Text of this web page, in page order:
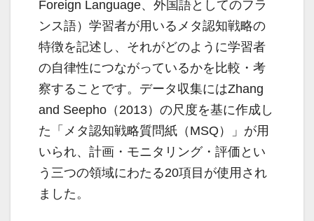
Foreign Language、外国語としてのフラ
ンス語）学習者が用いるメタ認知戦略の
特徴を記述し、それがどのように学習者
の自律性につながっているかを比較・考
察することです。データ収集にはZhang
and Seepho（2013）の尺度を基に作成し
た「メタ認知戦略質問紙（MSQ）」が用
いられ、計画・モニタリング・評価とい
う三つの領域にわたる20項目が使用され
ました。